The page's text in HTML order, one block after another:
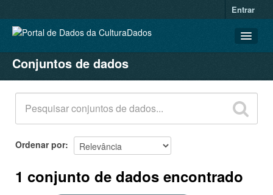
Entrar
CONJUNTOS DE DADOS
ORGANIZAÇÕES
GRUPOS
SOBRE
Conjuntos de dados
Ordenar por
1 conjunto de dados encontrado